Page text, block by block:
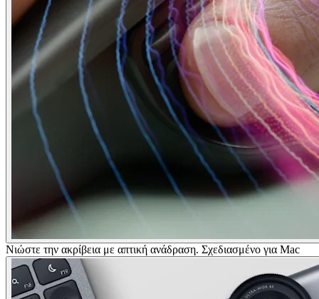
Νιώστε την ακρίβεια με απτική ανάδραση. Σχεδιασμένο για Mac